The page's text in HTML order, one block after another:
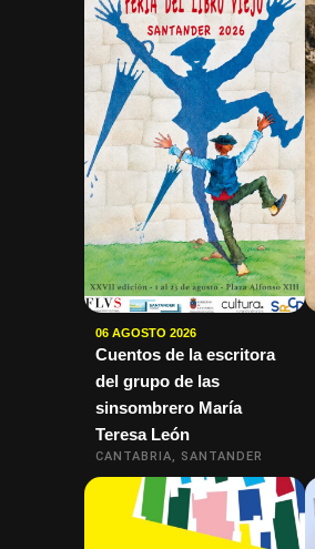
06 AGOSTO 2026
Cuentos de la escritora
del grupo de las
sinsombrero María
Teresa León
CANTABRIA, SANTANDER